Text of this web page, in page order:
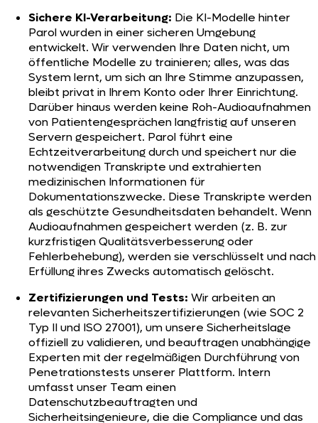
Sichere KI-Verarbeitung: Die KI-Modelle hinter
Parol wurden in einer sicheren Umgebung
entwickelt. Wir verwenden Ihre Daten nicht, um
öffentliche Modelle zu trainieren; alles, was das
System lernt, um sich an Ihre Stimme anzupassen,
bleibt privat in Ihrem Konto oder Ihrer Einrichtung.
Darüber hinaus werden keine Roh-Audioaufnahmen
von Patientengesprächen langfristig auf unseren
Servern gespeichert. Parol führt eine
Echtzeitverarbeitung durch und speichert nur die
notwendigen Transkripte und extrahierten
medizinischen Informationen für
Dokumentationszwecke. Diese Transkripte werden
als geschützte Gesundheitsdaten behandelt. Wenn
Audioaufnahmen gespeichert werden (z. B. zur
kurzfristigen Qualitätsverbesserung oder
Fehlerbehebung), werden sie verschlüsselt und nach
Erfüllung ihres Zwecks automatisch gelöscht.
Zertifizierungen und Tests: Wir arbeiten an
relevanten Sicherheitszertifizierungen (wie SOC 2
Typ II und ISO 27001), um unsere Sicherheitslage
offiziell zu validieren, und beauftragen unabhängige
Experten mit der regelmäßigen Durchführung von
Penetrationstests unserer Plattform. Intern
umfasst unser Team einen
Datenschutzbeauftragten und
Sicherheitsingenieure, die die Compliance und das